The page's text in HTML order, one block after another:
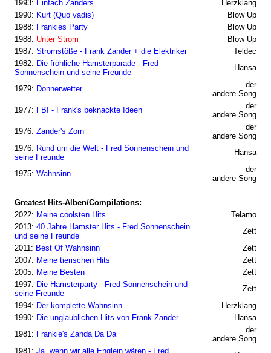
1993: Einfach Zanders
Herzklang
1990: Kurt (Quo vadis)
Blow Up
1988: Frankies Party
Blow Up
1988: Unter Strom
Blow Up
1987: Stromstöße - Frank Zander + die Elektriker
Teldec
1982: Die fröhliche Hamsterparade - Fred
Sonnenschein und seine Freunde
Hansa
1979: Donnerwetter
der
andere Song
1977: FBI - Frank's beknackte Ideen
der
andere Song
1976: Zander's Zorn
der
andere Song
1976: Rund um die Welt - Fred Sonnenschein und
seine Freunde
Hansa
1975: Wahnsinn
der
andere Song
Greatest Hits-Alben/Compilations:
2022: Meine coolsten Hits
Telamo
2013: 40 Jahre Hamster Hits - Fred Sonnenschein
und seine Freunde
Zett
2011: Best Of Wahnsinn
Zett
2007: Meine tierischen Hits
Zett
2005: Meine Besten
Zett
1997: Die Hamsterparty - Fred Sonnenschein und
seine Freunde
Zett
1994: Der komplette Wahnsinn
Herzklang
1990: Die unglaublichen Hits von Frank Zander
Hansa
1981: Frankie's Zanda Da Da
der
andere Song
1981: Ja, wenn wir alle Englein wären - Fred